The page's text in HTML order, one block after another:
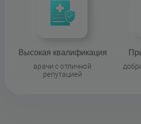
Высокая квалификация
врачи с отличной
репутацией